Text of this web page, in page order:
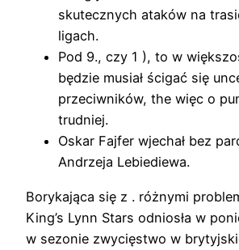
skutecznych ataków na
ligach.
Pod 9., czy 1 ), to w
będzie musiał ścigać się
przeciwników, the więc o
trudniej.
Oskar Fajfer wjechał bez
Andrzeja Lebiediewa.
Borykająca się z . różnymi
King’s Lynn Stars odniosła w
w sezonie zwycięstwo w